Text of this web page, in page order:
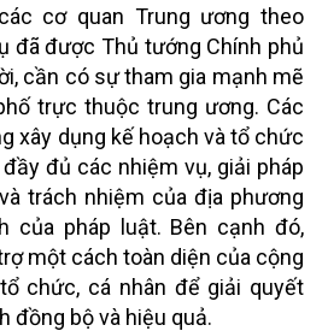
cơ quan Trung ương theo
đã được Thủ tướng Chính phủ
cần có sự tham gia mạnh mẽ
trực thuộc trung ương. Các
xây dụng kế hoạch và tổ chức
đủ các nhiệm vụ, giải pháp
trách nhiệm của địa phương
của pháp luật. Bên cạnh đó,
một cách toàn diện của cộng
chức, cá nhân để giải quyết
đồng bộ và hiệu quả.